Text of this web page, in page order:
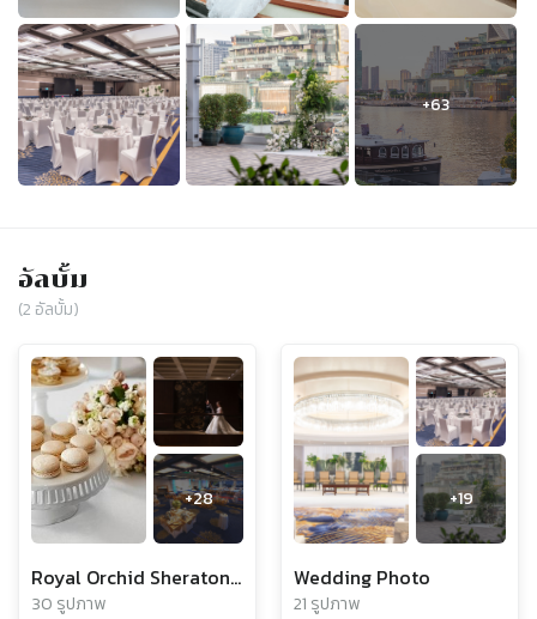
อัลบั้ม
(2 อัลบั้ม)
+28
Royal Orchid Sheraton Riverside Hotel Bangkok
30 รูปภาพ
+19
Wedding Photo
21 รูปภาพ